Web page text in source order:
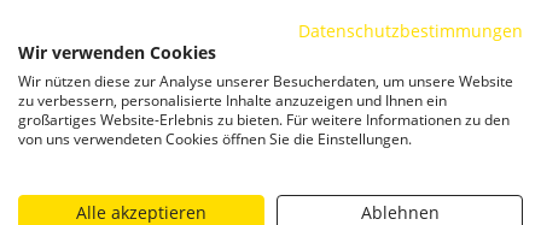
Datenschutzbestimmungen
Wir verwenden Cookies
Wir nützen diese zur Analyse unserer Besucherdaten, um unsere Website
zu verbessern, personalisierte Inhalte anzuzeigen und Ihnen ein
großartiges Website-Erlebnis zu bieten. Für weitere Informationen zu den
von uns verwendeten Cookies öffnen Sie die Einstellungen.
Alle akzeptieren
Ablehnen